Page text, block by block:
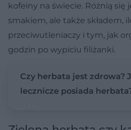
kofeiny na świecie. Różnią się
smakiem, ale także składem,
przeciwutleniaczy i tym, jak
godzin po wypiciu filiżanki.
Czy herbata jest zdrowa?
lecznicze posiada